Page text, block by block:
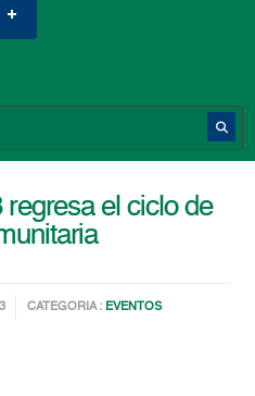
el ciclo de
CATEGORIA : EVENTOS